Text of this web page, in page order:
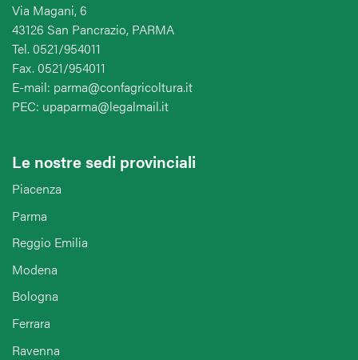
Via Magani, 6
43126 San Pancrazio, PARMA
Tel. 0521/954011
Fax. 0521/954011
E-mail: parma@confagricoltura.it
PEC: upaparma@legalmail.it
Le nostre sedi provinciali
Piacenza
Parma
Reggio Emilia
Modena
Bologna
Ferrara
Ravenna